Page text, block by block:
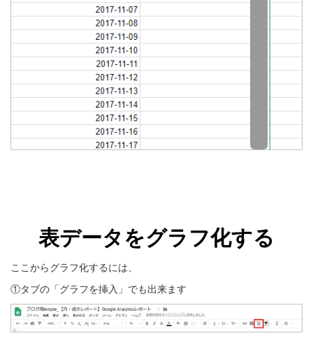
表データをグラフ化する
ここからグラフ化するには、
①タブの「グラフを挿入」でも出来ます